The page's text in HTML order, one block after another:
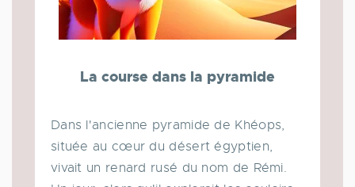
La course dans la pyramide
Dans l'ancienne pyramide de Khéops,
située au cœur du désert égyptien,
vivait un renard rusé du nom de Rémi.